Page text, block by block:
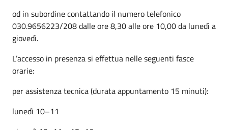
od in subordine contattando il numero telefonico
030.9656223/208 dalle ore 8,30 alle ore 10,00 da lunedì a
giovedì.
L’accesso in presenza si effettua nelle seguenti fasce
orarie:
per assistenza tecnica (durata appuntamento 15 minuti):
lunedì 10–11